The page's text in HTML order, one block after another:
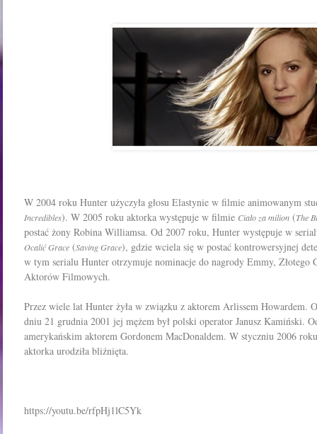
W 2004 roku Hunter użyczyła głosu Elastynie w filmie animowanym
Incredibles). W 2005 roku aktorka występuje w filmie Ciało za milion (The
postać żony Robina Williamsa. Od 2007 roku, Hunter występuje w
Ocalić Grace (Saving Grace), gdzie wciela się w postać kontrowersyjnej
w tym serialu Hunter otrzymuje nominacje do nagrody Emmy, Złotego
Aktorów Filmowych.
Przez wiele lat Hunter żyła w związku z aktorem Arlissem Howardem.
dniu 21 grudnia 2001 jej mężem był polski operator Janusz Kamiński.
amerykańskim aktorem Gordonem MacDonaldem. W styczniu 2006
aktorka urodziła bliźnięta.
https://youtu.be/rfpHj1lC5Yk